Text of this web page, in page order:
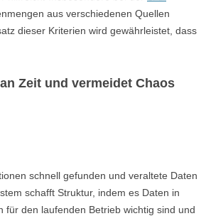
aus verschiedenen Quellen
dieser Kriterien wird gewährleistet, dass
Zeit und vermeidet Chaos
schnell gefunden und veraltete Daten
schafft Struktur, indem es Daten in
für den laufenden Betrieb wichtig sind und